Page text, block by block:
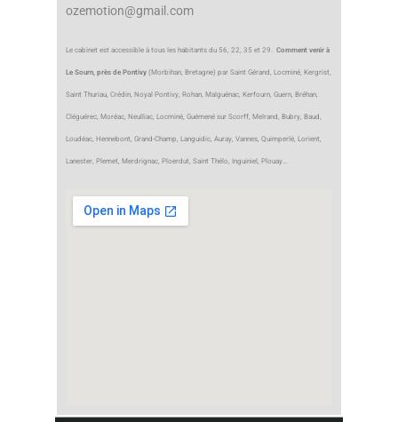
ozemotion@gmail.com
Le cabinet est accessible à tous les habitants du 56, 22, 35 et 29. Comment venir à
Le Sourn, près de Pontivy (Morbihan, Bretagne) par Saint Gérand, Locminé, Kergrist,
Saint Thuriau, Crédin, Noyal Pontivy, Rohan, Malguénac, Kerfourn, Guern, Bréhan,
Cléguérec, Moréac, Neulliac, Locminé, Guémené sur Scorff, Melrand, Bubry, Baud,
Loudéac, Hennebont, Grand-Champ, Languidic, Auray, Vannes, Quimperlé, Lorient,
Lanester, Plemet, Merdrignac, Ploerdut, Saint Thélo, Inguiniel, Plouay…